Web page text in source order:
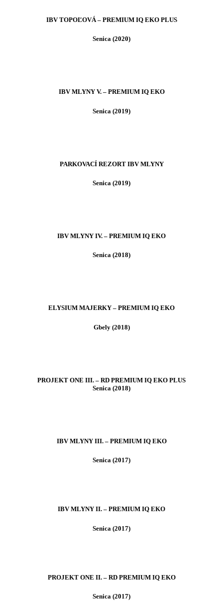
IBV TOPOĽOVÁ – PREMIUM IQ EKO PLUS
Senica (2020)
IBV MLYNY V. – PREMIUM IQ EKO
Senica (2019)
PARKOVACÍ REZORT IBV MLYNY
Senica (2019)
IBV MLYNY IV. – PREMIUM IQ EKO
Senica (2018)
ELYSIUM MAJERKY – PREMIUM IQ EKO
Gbely (2018)
PROJEKT ONE III. – RD PREMIUM IQ EKO PLUS
Senica (2018)
IBV MLYNY III. – PREMIUM IQ EKO
Senica (2017)
IBV MLYNY II. – PREMIUM IQ EKO
Senica (2017)
PROJEKT ONE II. – RD PREMIUM IQ EKO
Senica (2017)